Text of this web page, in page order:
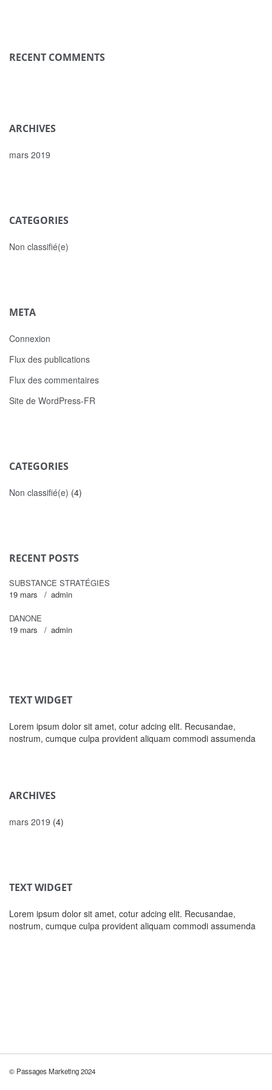
RECENT COMMENTS
ARCHIVES
mars 2019
CATEGORIES
Non classifié(e)
META
Connexion
Flux des publications
Flux des commentaires
Site de WordPress-FR
CATEGORIES
Non classifié(e) (4)
RECENT POSTS
SUBSTANCE STRATÉGIES
19 mars
admin
DANONE
19 mars
admin
TEXT WIDGET
Lorem ipsum dolor sit amet, cotur adcing elit. Recusandae,
nostrum, cumque culpa provident aliquam commodi assumenda
ARCHIVES
mars 2019 (4)
TEXT WIDGET
Lorem ipsum dolor sit amet, cotur adcing elit. Recusandae,
nostrum, cumque culpa provident aliquam commodi assumenda
© Passages Marketing 2024